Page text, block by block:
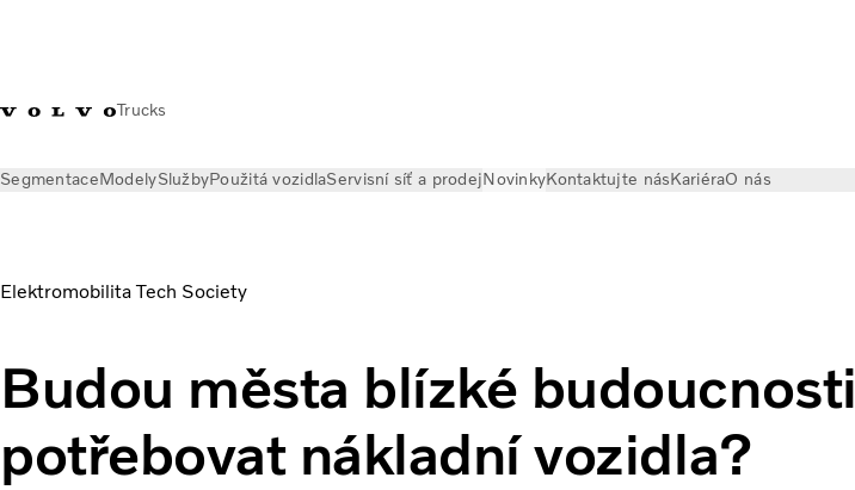
Trucks
SegmentaceModelySlužbyPoužitá vozidlaServisní síť a prodejNovinkyKontaktujte násKariéraO nás
Elektromobilita Tech Society
Budou města blízké budoucnosti
potřebovat nákladní vozidla?